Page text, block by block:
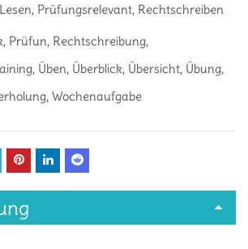
Lesen, Prüfungsrelevant, Rechtschreiben
, Prüfun, Rechtschreibung,
, Üben, Überblick, Übersicht, Übung,
, Wochenaufgabe